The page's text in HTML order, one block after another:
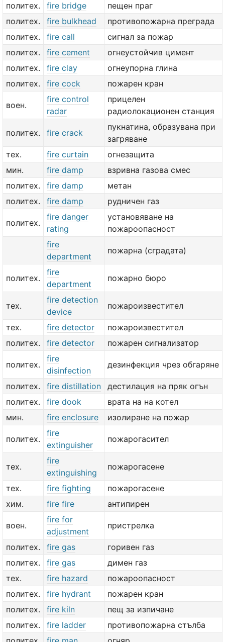
политех.
fire bridge
пещен праг
политех.
fire bulkhead
противопожарна преграда
политех.
fire call
сигнал за пожар
политех.
fire cement
огнеустойчив цимент
политех.
fire clay
огнеупорна глина
политех.
fire cock пожарен кран
воен.
fire control
radar
прицелен
радиолокационен станция
политех. fire crack
пукнатина, образувана при
загряване
тех.
fire curtain
огнезащита
мин.
fire damp
взривна газова смес
политех.
fire damp
метан
политех.
fire damp рудничен газ
политех.
fire danger
rating
установяване на
пожароопасност
fire
department
пожарна (сградата)
политех.
fire
department
пожарно бюро
тех.
fire detection
device
пожароизвестител
тех. fire detector
пожароизвестител
политех.
fire detector пожарен сигнализатор
политех.
fire
disinfection
дезинфекция чрез обгаряне
политех. fire distillation
дестилация на пряк огън
политех.
fire dook
врата на на котел
мин.
fire enclosure изолиране на пожар
политех.
fire
extinguisher
пожарогасител
тех.
fire
extinguishing
пожарогасене
тех. fire fighting
пожарогасене
хим.
fire fire антипирен
воен.
fire for
adjustment
пристрелка
политех. fire gas
горивен газ
политех.
fire gas
димен газ
тех.
fire hazard
пожароопасност
политех.
fire hydrant
пожарен кран
политех.
fire kiln
пещ за изпичане
политех.
fire ladder
противопожарна стълба